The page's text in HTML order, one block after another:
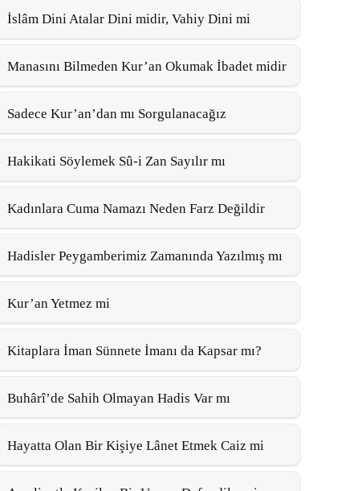
İslâm Dini Atalar Dini midir, Vahiy Dini mi
Manasını Bilmeden Kur’an Okumak İbadet midir
Sadece Kur’an’dan mı Sorgulanacağız
Hakikati Söylemek Sû-i Zan Sayılır mı
Kadınlara Cuma Namazı Neden Farz Değildir
Hadisler Peygamberimiz Zamanında Yazılmış mı
Kur’an Yetmez mi
Kitaplara İman Sünnete İmanı da Kapsar mı?
Buhârî’de Sahih Olmayan Hadis Var mı
Hayatta Olan Bir Kişiye Lânet Etmek Caiz mi